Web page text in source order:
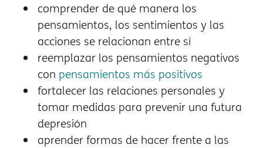
comprender de qué manera los
pensamientos, los sentimientos y las
acciones se relacionan entre sí
reemplazar los pensamientos negativos
con pensamientos más positivos
fortalecer las relaciones personales y
tomar medidas para prevenir una futura
depresión
aprender formas de hacer frente a las